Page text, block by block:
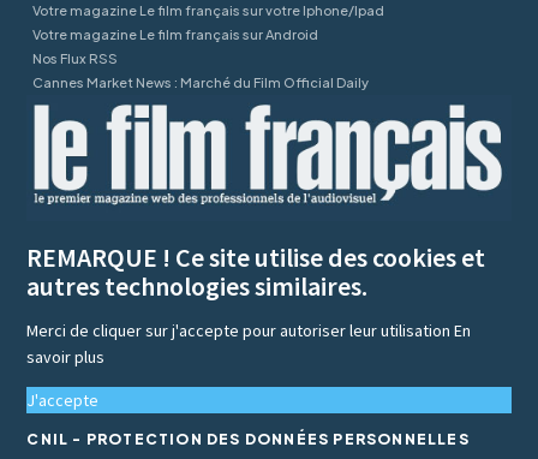
Votre magazine Le film français sur votre Iphone/Ipad
Votre magazine Le film français sur Android
Nos Flux RSS
Cannes Market News : Marché du Film Official Daily
REMARQUE ! Ce site utilise des cookies et
autres technologies similaires.
Merci de cliquer sur j'accepte pour autoriser leur utilisationEn
savoir plus
J'accepte
CNIL - PROTECTION DES DONNÉES PERSONNELLES